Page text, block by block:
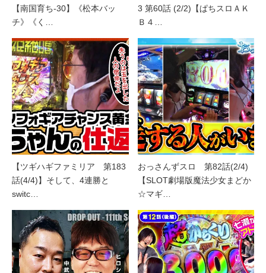
【南国育ち-30】《松本バッ
チ》《く…
3 第60話 (2/2)【ぱちスロＡＫ
Ｂ４…
【ツギハギファミリア 第183
話(4/4)】そして、4連勝と
switc…
おっさんずスロ 第82話(2/4)
【SLOT劇場版魔法少女まどか
☆マギ…